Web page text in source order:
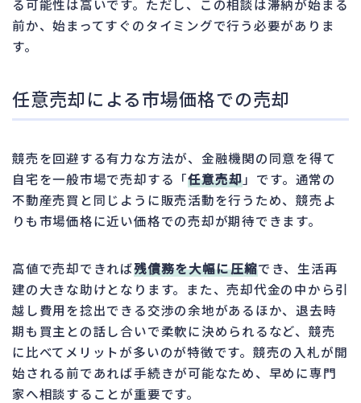
る可能性は高いです。ただし、この相談は滞納が始まる
前か、始まってすぐのタイミングで行う必要がありま
す。
任意売却による市場価格での売却
競売を回避する有力な方法が、金融機関の同意を得て
自宅を一般市場で売却する「任意売却」です。通常の
不動産売買と同じように販売活動を行うため、競売よ
りも市場価格に近い価格での売却が期待できます。
高値で売却できれば残債務を大幅に圧縮でき、生活再
建の大きな助けとなります。また、売却代金の中から引
越し費用を捻出できる交渉の余地があるほか、退去時
期も買主との話し合いで柔軟に決められるなど、競売
に比べてメリットが多いのが特徴です。競売の入札が開
始される前であれば手続きが可能なため、早めに専門
家へ相談することが重要です。